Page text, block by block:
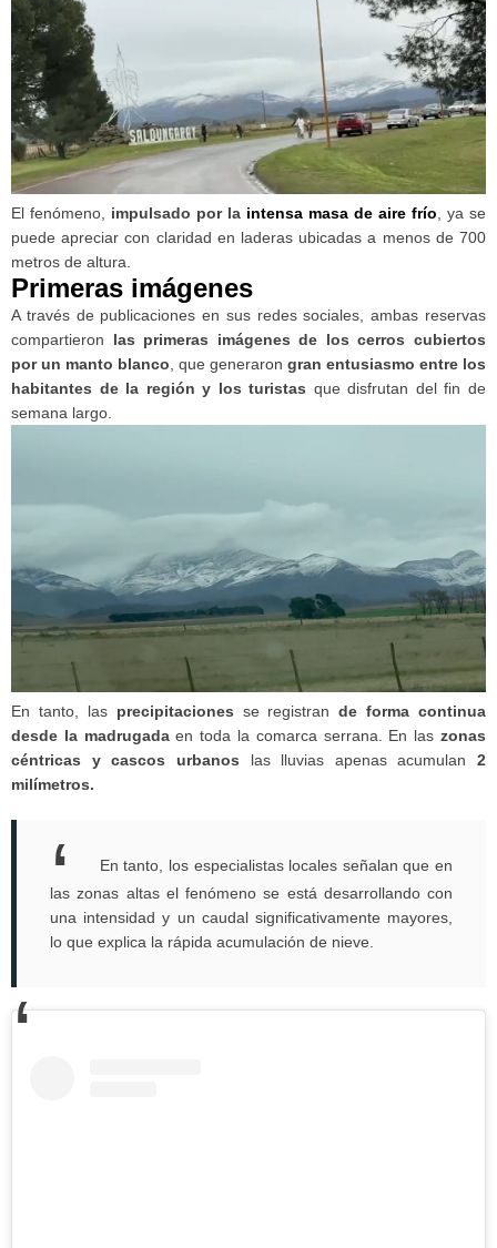
El fenómeno, impulsado por la intensa masa de aire frío, ya se
puede apreciar con claridad en laderas ubicadas a menos de 700
metros de altura.
Primeras imágenes
A través de publicaciones en sus redes sociales, ambas reservas
compartieron las primeras imágenes de los cerros cubiertos
por un manto blanco, que generaron gran entusiasmo entre los
habitantes de la región y los turistas que disfrutan del fin de
semana largo.
En tanto, las precipitaciones se registrande forma continua
desde la madrugadaen toda la comarca serrana. En laszonas
céntricas y cascos urbanos las lluvias apenas acumulan 2
milímetros.
En tanto, los especialistas locales señalan que en
las zonas altas el fenómeno se está desarrollando con
una intensidad y un caudal significativamente mayores,
lo que explica la rápida acumulación de nieve.